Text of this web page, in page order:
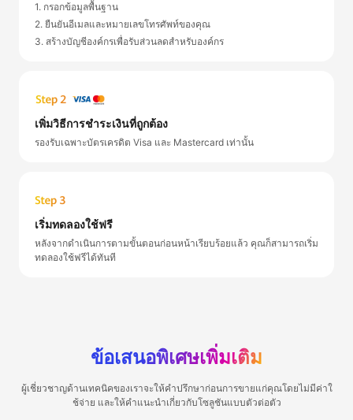
1. กรอกข้อมูลพื้นฐาน
2. ยืนยันอีเมลและหมายเลขโทรศัพท์ของคุณ
3. สร้างบัญชีองค์กรเพื่อรับส่วนลดสำหรับองค์กร
เพิ่มวิธีการชำระเงินที่ถูกต้อง
รองรับเฉพาะบัตรเครดิต Visa และ Mastercard เท่านั้น
เริ่มทดลองใช้ฟรี
หลังจากดำเนินการตามขั้นตอนก่อนหน้าเรียบร้อยแล้ว คุณก็สามารถเริ่ม
ทดลองใช้ฟรีได้ทันที
ข้อเสนอพิเศษเพิ่มเติม
ผู้เชี่ยวชาญด้านเทคนิคของเราจะให้คำปรึกษาก่อนการขายแก่คุณโดยไม่มีค่าใ
ช้จ่าย และให้คำแนะนำเกี่ยวกับโซลูชันแบบตัวต่อตัว